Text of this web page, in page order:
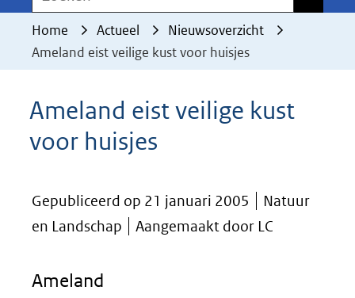
geweigerd.
Home Actueel
Nieuwsoverzicht
Ameland eist veilige kust voor huisjes
Ameland eist veilige kust
voor huisjes
Gepubliceerd op 21 januari 2005
Natuur
en Landschap
Aangemaakt door LC
Ameland